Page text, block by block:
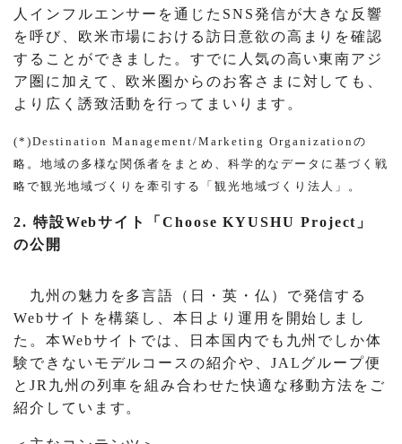
人インフルエンサーを通じたSNS発信が大きな反響
を呼び、欧米市場における訪日意欲の高まりを確認
することができました。すでに人気の高い東南アジ
ア圏に加えて、欧米圏からのお客さまに対しても、
より広く誘致活動を行ってまいります。
(*)Destination Management/Marketing Organizationの
略。地域の多様な関係者をまとめ、科学的なデータに基づく戦
略で観光地域づくりを牽引する「観光地域づくり法人」。
2. 特設Webサイト「Choose KYUSHU Project」
の公開
九州の魅力を多言語（日・英・仏）で発信する
Webサイトを構築し、本日より運用を開始しまし
た。本Webサイトでは、日本国内でも九州でしか体
験できないモデルコースの紹介や、JALグループ便
とJR九州の列車を組み合わせた快適な移動方法をご
紹介しています。